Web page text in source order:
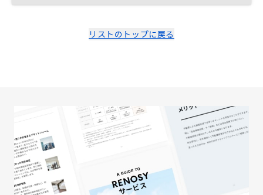
と営業ツールの便利さが良いと思った。 •エネルギーがあ
リストのトップに戻る